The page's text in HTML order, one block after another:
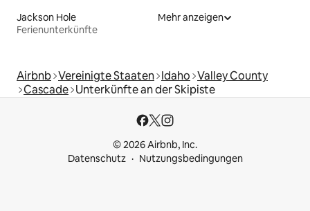
Jackson Hole
Ferienunterkünfte
Mehr anzeigen
Airbnb Vereinigte Staaten Idaho Valley County
Cascade Unterkünfte an der Skipiste
© 2026 Airbnb, Inc.
Datenschutz
Nutzungsbedingungen